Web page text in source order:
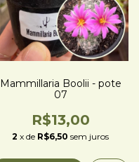
Mammillaria Boolii - pote
07
R$13,00
2 x de R$6,50 sem juros